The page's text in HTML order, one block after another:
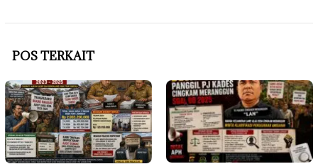
POS TERKAIT